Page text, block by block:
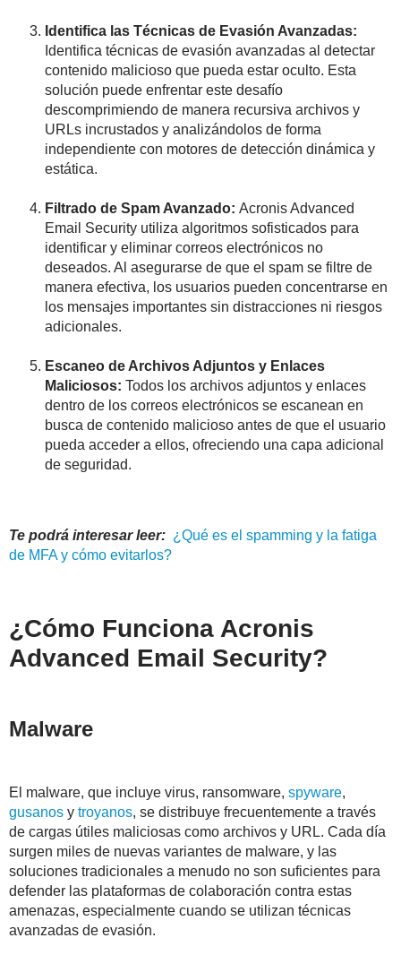
Identifica las Técnicas de Evasión Avanzadas:
Identifica técnicas de evasión avanzadas al detectar
contenido malicioso que pueda estar oculto. Esta
solución puede enfrentar este desafío
descomprimiendo de manera recursiva archivos y
URLs incrustados y analizándolos de forma
independiente con motores de detección dinámica y
estática.
Filtrado de Spam Avanzado: Acronis Advanced
Email Security utiliza algoritmos sofisticados para
identificar y eliminar correos electrónicos no
deseados. Al asegurarse de que el spam se filtre de
manera efectiva, los usuarios pueden concentrarse en
los mensajes importantes sin distracciones ni riesgos
adicionales.
Escaneo de Archivos Adjuntos y Enlaces
Maliciosos: Todos los archivos adjuntos y enlaces
dentro de los correos electrónicos se escanean en
busca de contenido malicioso antes de que el usuario
pueda acceder a ellos, ofreciendo una capa adicional
de seguridad.
Te podrá interesar leer: ¿Qué es el spamming y la fatiga
de MFA y cómo evitarlos?
¿Cómo Funciona Acronis
Advanced Email Security?
Malware
El malware, que incluye virus, ransomware, spyware,
gusanos y troyanos, se distribuye frecuentemente a través
de cargas útiles maliciosas como archivos y URL. Cada día
surgen miles de nuevas variantes de malware, y las
soluciones tradicionales a menudo no son suficientes para
defender las plataformas de colaboración contra estas
amenazas, especialmente cuando se utilizan técnicas
avanzadas de evasión.